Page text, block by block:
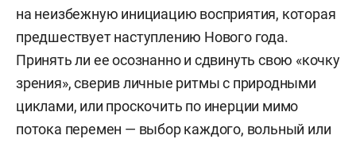
на неизбежную инициацию восприятия, которая
предшествует наступлению Нового года.
Принять ли ее осознанно и сдвинуть свою «кочку
зрения», сверив личные ритмы с природными
циклами, или проскочить по инерции мимо
потока перемен — выбор каждого, вольный или